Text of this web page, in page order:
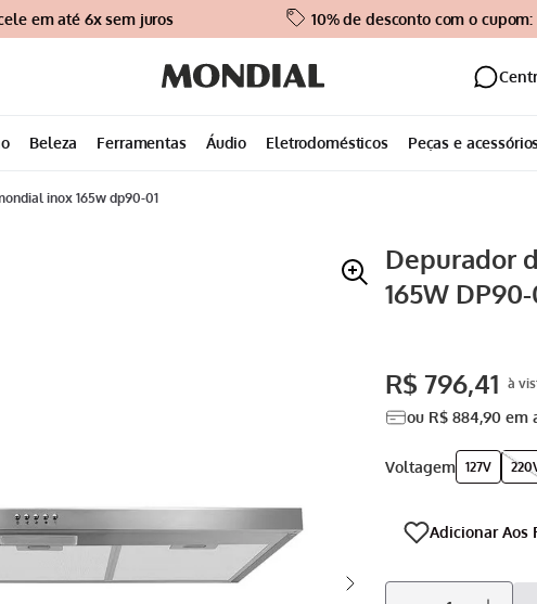
em até 6x sem juros 10% de desconto com o cupom:
Beleza Ferramentas Áudio Eletrodomésticos Peças e
inox 165w dp90-01
Depurador
165W DP90-
R$ 796,41
ou R$ 884,90 em
voltagem 127V